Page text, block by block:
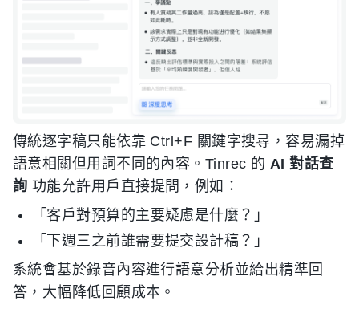
傳統逐字稿只能依靠 Ctrl+F 關鍵字搜尋，容易漏掉
語意相關但用詞不同的內容。Tinrec 的 AI 對話查
詢 功能允許用戶直接提問，例如：
「客戶對預算的主要疑慮是什麼？」
「下週三之前誰需要提交設計稿？」
系統會基於錄音內容進行語意分析並給出精準回
答，大幅降低回顧成本。